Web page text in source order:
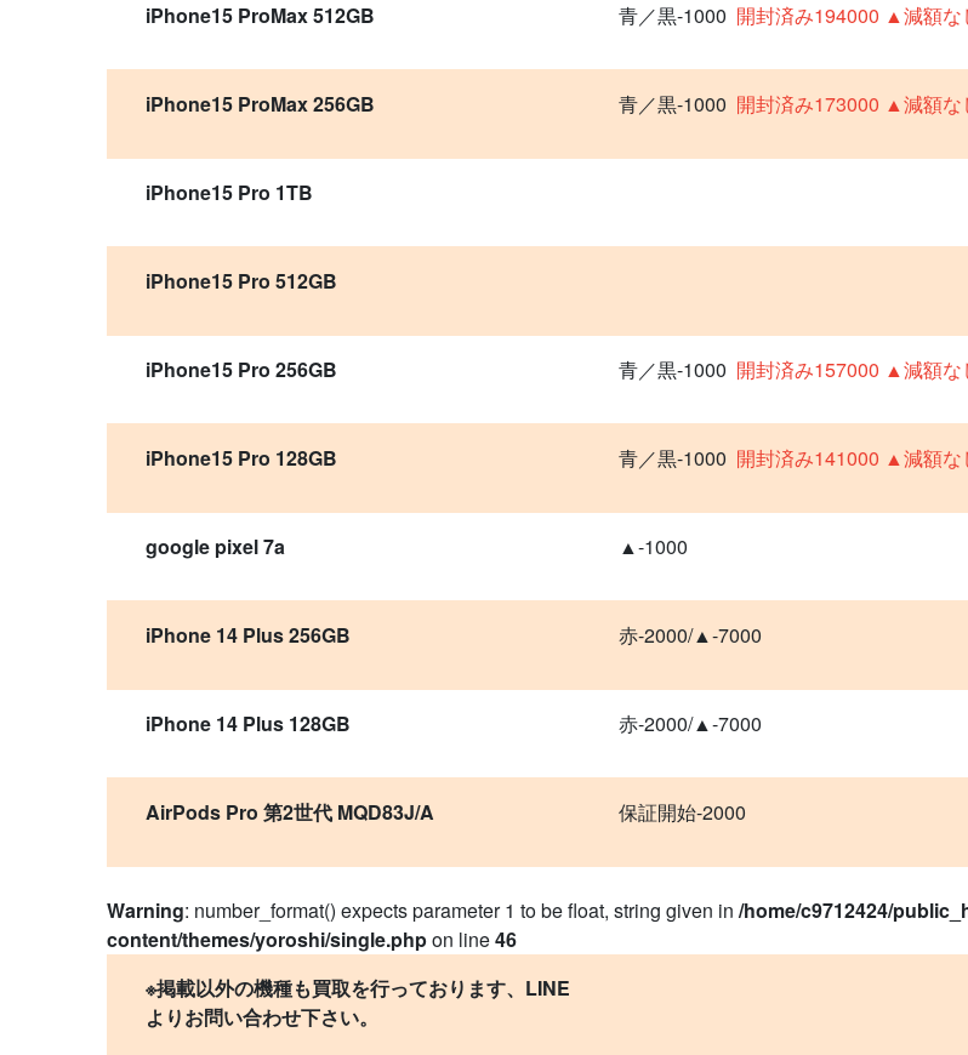
iPhone15 ProMax 512GB 青／黒-1000 開封済み194000 ▲減額な
iPhone15 ProMax 256GB 青／黒-1000 開封済み173000 ▲減額
iPhone15 Pro 1TB
iPhone15 Pro 512GB
iPhone15 Pro 256GB 青／黒-1000 開封済み157000 ▲減額な
iPhone15 Pro 128GB 青／黒-1000 開封済み141000 ▲減額な
google pixel 7a ▲-1000
iPhone 14 Plus 256GB 赤-2000/▲-7000
iPhone 14 Plus 128GB 赤-2000/▲-7000
AirPods Pro 第2世代 MQD83J/A 保証開始-2000
Warning: number_format() expects parameter 1 to be float, string given in /home/c9712424/
content/themes/yoroshi/single.phpon line46
※掲載以外の機種も買取を行っております、LINE
よりお問い合わせ下さい。